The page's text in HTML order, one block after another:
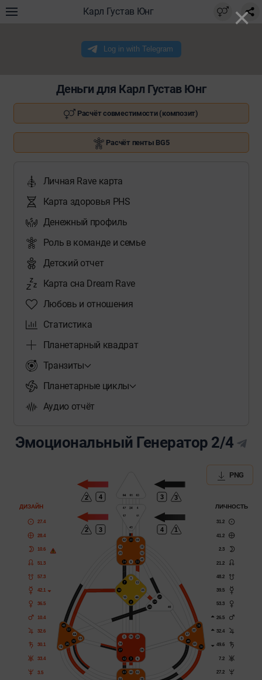
Карл Густав Юнг
Деньги для Карл Густав Юнг
Расчёт совместимости (композит)
Расчёт пенты BG5
Личная Rave карта
Карта здоровья PHS
Денежный профиль
Роль в команде и семье
Детский отчет
Карта сна Dream Rave
Любовь и отношения
Статистика
Планетарный квадрат
Транзиты
Планетарные циклы
Аудио отчёт
Эмоциональный Генератор 2/4
PNG
3
3
1
4
2 4
2 3
ЛИЧНОСТЬ
31.2
41.2
2.3
21.2
48.2
39.5
53.3
26.5
32.4
49.6
7.2
27.2
ДИЗАЙН
27.4
28.4
10.6
51.3
57.3
42.1
36.5
10.4
32.6
30.1
33.4
3.5
×